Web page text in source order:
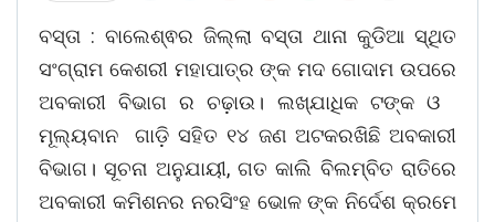
ବସ୍ତା : ବାଲେଶ୍ଵର ଜିଲ୍ଲା ବସ୍ତା ଥାନା କୁଡିଆ ସ୍ଥିତ
ସଂଗ୍ରାମ କେଶରୀ ମହାପାତ୍ର ଙ୍କ ମଦ ଗୋଦାମ ଉପରେ
ଅବକାରୀ ବିଭାଗ ର ଚଢ଼ାଉ। ଲଖ୍ଯାଧିକ ଟଙ୍କ ଓ
ମୂଲ୍ୟବାନ ଗାଡ଼ି ସହିତ ୧୪ ଜଣ ଅଟକରଖିଛି ଅବକାରୀ
ବିଭାଗ। ସୂଚନା ଅନୁଯାୟୀ, ଗତ କାଲି ବିଲମ୍ବିତ ରାତିରେ
ଅବକାରୀ କମିଶନର ନରସିଂହ ଭୋଳ ଙ୍କ ନିର୍ଦେଶ କ୍ରମେ